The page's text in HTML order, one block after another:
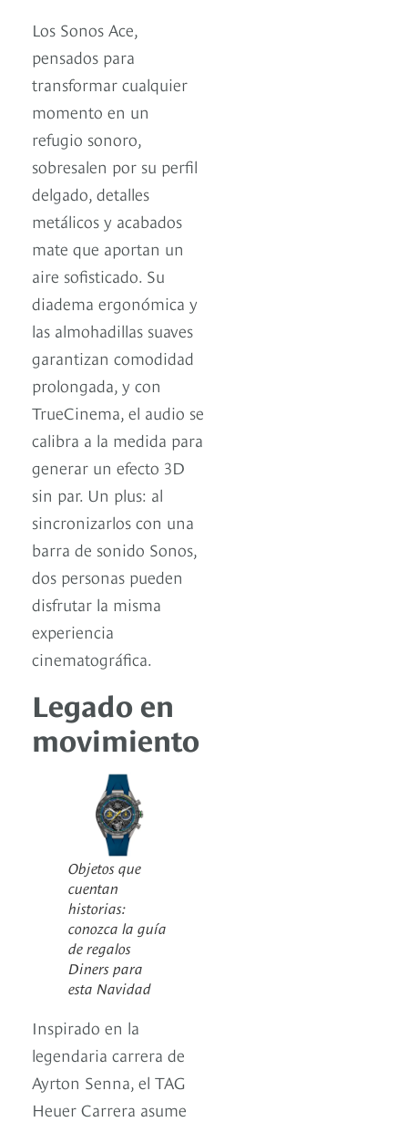
Los Sonos Ace,
pensados para
transformar cualquier
momento en un
refugio sonoro,
sobresalen por su perfil
delgado, detalles
metálicos y acabados
mate que aportan un
aire sofisticado. Su
diadema ergonómica y
las almohadillas suaves
garantizan comodidad
prolongada, y con
TrueCinema, el audio se
calibra a la medida para
generar un efecto 3D
sin par. Un plus: al
sincronizarlos con una
barra de sonido Sonos,
dos personas pueden
disfrutar la misma
experiencia
cinematográfica.
Legado en
movimiento
Objetos que
cuentan
historias:
conozca la guía
de regalos
Diners para
esta Navidad
Inspirado en la
legendaria carrera de
Ayrton Senna, el TAG
Heuer Carrera asume